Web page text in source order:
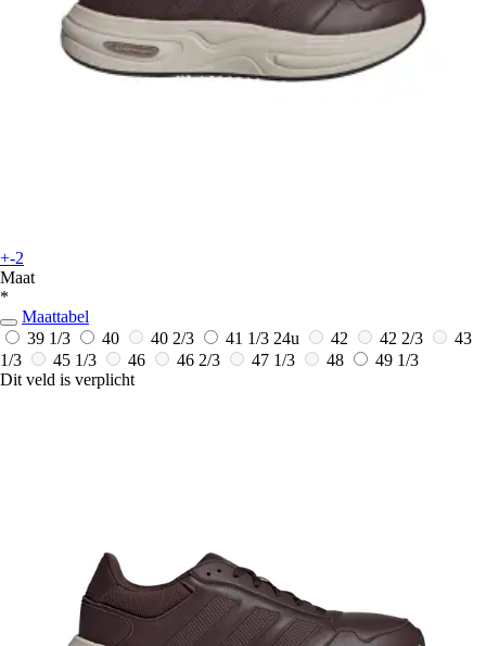
+-2
Maat
*
Maattabel
39 1/3
40 40 2/3 41 1/3 24u 42 42 2/3
43
1/3
45 1/3 46 46 2/3 47 1/3 48
49 1/3
Dit veld is verplicht